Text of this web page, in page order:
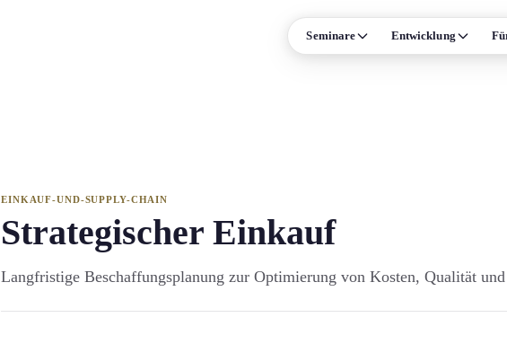
Seminare
KI und Digitale Kompetenz
Projekt und Prozessmanagement
Marketing
Personal und Arbeitsrecht
Finanzen Controlling und Compliance
Entwicklung
EINKAUF-UND-SUPPLY-CHAIN
Strategischer Einkauf
Langfristige Beschaffungs­planung zur Optimierung von Kosten, Qualität